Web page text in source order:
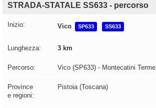
STRADA-STATALE SS633 - percorso
Inizio: Vico SP633 SS633
Lunghezza: 3 km
Percorso: Vico (SP633) - Montecatini Terme
Province
e regioni:
Pistoia (Toscana)